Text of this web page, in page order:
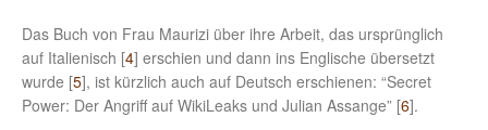
Das Buch von Frau Maurizi über ihre Arbeit, das ursprünglich
auf Italienisch [4] erschien und dann ins Englische übersetzt
wurde [5], ist kürzlich auch auf Deutsch erschienen: “Secret
Power: Der Angriff auf WikiLeaks und Julian Assange” [6].